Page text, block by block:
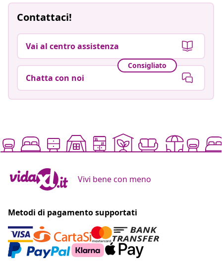
Contattaci!
Vai al centro assistenza
Consigliato
Chatta con noi
Vivi bene con meno
Metodi di pagamento supportati